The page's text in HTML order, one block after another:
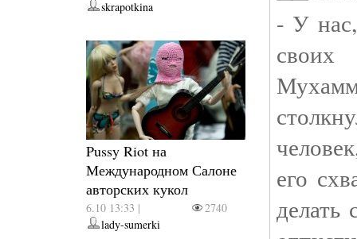
skrapotkina
Pussy Riot на
Международном Салоне
авторских кукол
6.10 13:33 |
2740
lady-sumerki
- У
своих
его
делать